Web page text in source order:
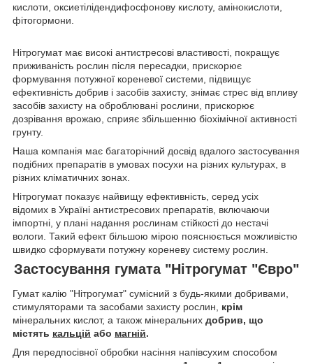
кислоти, оксиетілідендифосфонову кислоту, амінокислоти,
фітогормони.
Нітрогумат має високі антистресові властивості, покращує
приживаність рослин після пересадки, прискорює
формування потужної кореневої системи, підвищує
ефективність добрив і засобів захисту, знімає стрес від впливу
засобів захисту на оброблювані рослини, прискорює
дозрівання врожаю, сприяє збільшенню біохімічної активності
грунту.
Наша компанія має багаторічний досвід вдалого застосування
подібних препаратів в умовах посухи на різних культурах, в
різних кліматичних зонах.
Нітрогумат показує найвищу ефективність, серед усіх
відомих в Україні антистресових препаратів, включаючи
імпортні, у плані надання рослинам стійкості до нестачі
вологи. Такий ефект більшою мірою пояснюється можливістю
швидко сформувати потужну кореневу систему рослин.
Застосування гумата "Нітрогумат "Євро"
Гумат калію "Нітрогумат" сумісний з будь-якими добривами,
стимуляторами та засобами захисту рослин, крім
мінеральних кислот, а також мінеральних добрив, що
містять кальцій або магній.
Для передпосівної обробки насіння напівсухим способом